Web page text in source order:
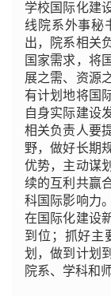
学校国际化建
线院系外事秘
出，院系相关
国家需求，将
展之需、资源
有计划地将国
自身实际建设
相关负责人要
野，做好长期
优势，主动谋
续的互利共赢
科国际影响力
在国际化建设
到位；抓好主
划，做到计划
院系、学科和